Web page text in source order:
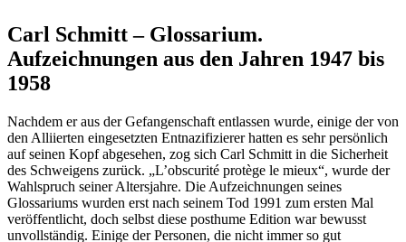
Carl Schmitt – Glossarium.
Aufzeichnungen aus den Jahren 1947 bis
1958
Nachdem er aus der Gefangenschaft entlassen wurde, einige der von
den Alliierten eingesetzten Entnazifizierer hatten es sehr persönlich
auf seinen Kopf abgesehen, zog sich Carl Schmitt in die Sicherheit
des Schweigens zurück. „L’obscurité protège le mieux“, wurde der
Wahlspruch seiner Altersjahre. Die Aufzeichnungen seines
Glossariums wurden erst nach seinem Tod 1991 zum ersten Mal
veröffentlicht, doch selbst diese posthume Edition war bewusst
unvollständig. Einige der Personen, die nicht immer so gut